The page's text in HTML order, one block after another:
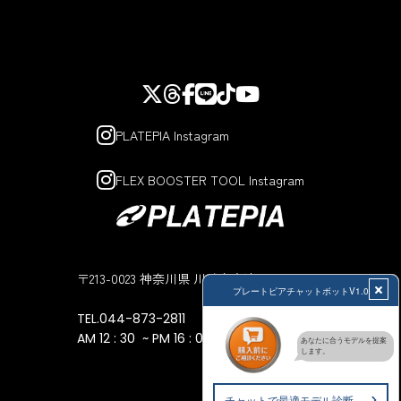
〒213-0023 神奈川県 川崎市高津区子母口194
TEL.044-873-2811
AM 12 : 30 ~ PM 16 : 00
PLATEPIA Instagram
FLEX BOOSTER TOOL Instagram